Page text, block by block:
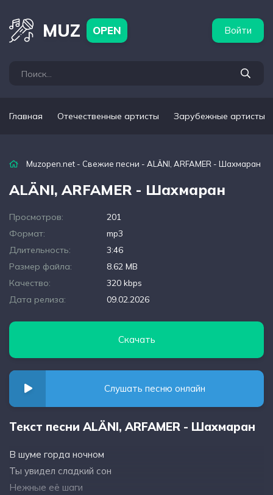
MUZ OPEN Войти
Главная Отечественные артисты Зарубежные артисты
Muzopen.net - Свежие песни - ALÄNI, ARFAMER - Шахмаран
ALÄNI, ARFAMER - Шахмаран
Просмотров:
201
Формат:
mp3
Длительность:
3:46
Размер файла:
8.62 MB
Качество:
320 kbps
Дата релиза:
09.02.2026
Скачать
Слушать песню онлайн
Текст песни ALÄNI, ARFAMER - Шахмаран
В шуме горда ночном
Ты увидел сладкий сон
Нежные её шаги
артисты Популярные подборки